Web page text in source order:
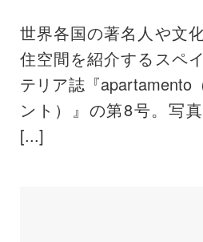
世界各国の著名人や文
住空間を紹介するスペ
テリア誌『apartamento
ント）』の第8号。写
[...]